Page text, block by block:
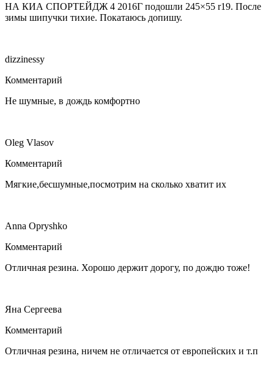
НА КИА СПОРТЕЙДЖ 4 2016Г подошли 245×55 r19. После
зимы шипучки тихие. Покатаюсь допишу.
dizzinessy
Комментарий
Не шумные, в дождь комфортно
Oleg Vlasov
Комментарий
Мягкие,бесшумные,посмотрим на сколько хватит их
Anna Opryshko
Комментарий
Отличная резина. Хорошо держит дорогу, по дождю тоже!
Яна Сергеева
Комментарий
Отличная резина, ничем не отличается от европейских и т.п